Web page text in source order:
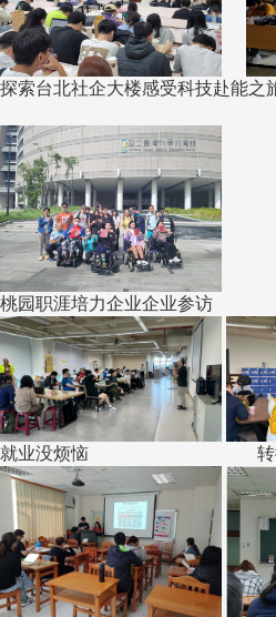
探索台北社企大楼感受科技赴
桃园职涯培力企业企业参访
就业没烦恼 转衔会议